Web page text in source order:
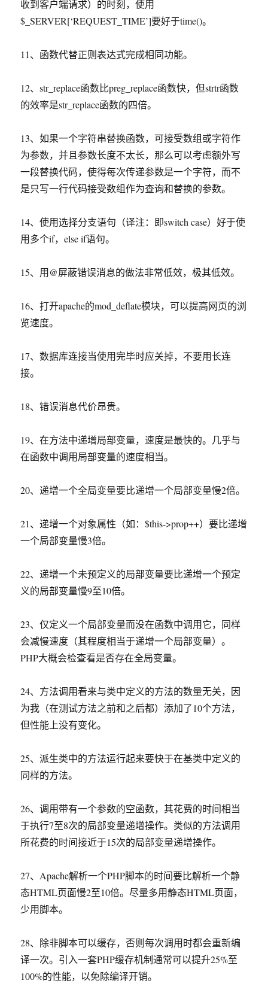
收到客户端请求）的时刻，使用
$_SERVER[‘REQUEST_TIME’]要好于time()。
11、函数代替正则表达式完成相同功能。
12、str_replace函数比preg_replace函数快，但strtr函数
的效率是str_replace函数的四倍。
13、如果一个字符串替换函数，可接受数组或字符作
为参数，并且参数长度不太长，那么可以考虑额外写
一段替换代码，使得每次传递参数是一个字符，而不
是只写一行代码接受数组作为查询和替换的参数。
14、使用选择分支语句（译注：即switch case）好于使
用多个if，else if语句。
15、用@屏蔽错误消息的做法非常低效，极其低效。
16、打开apache的mod_deflate模块，可以提高网页的浏
览速度。
17、数据库连接当使用完毕时应关掉，不要用长连
接。
18、错误消息代价昂贵。
19、在方法中递增局部变量，速度是最快的。几乎与
在函数中调用局部变量的速度相当。
20、递增一个全局变量要比递增一个局部变量慢2倍。
21、递增一个对象属性（如：$this->prop++）要比递增
一个局部变量慢3倍。
22、递增一个未预定义的局部变量要比递增一个预定
义的局部变量慢9至10倍。
23、仅定义一个局部变量而没在函数中调用它，同样
会减慢速度（其程度相当于递增一个局部变量）。
PHP大概会检查看是否存在全局变量。
24、方法调用看来与类中定义的方法的数量无关，因
为我（在测试方法之前和之后都）添加了10个方法，
但性能上没有变化。
25、派生类中的方法运行起来要快于在基类中定义的
同样的方法。
26、调用带有一个参数的空函数，其花费的时间相当
于执行7至8次的局部变量递增操作。类似的方法调用
所花费的时间接近于15次的局部变量递增操作。
27、Apache解析一个PHP脚本的时间要比解析一个静
态HTML页面慢2至10倍。尽量多用静态HTML页面，
少用脚本。
28、除非脚本可以缓存，否则每次调用时都会重新编
译一次。引入一套PHP缓存机制通常可以提升25%至
100%的性能，以免除编译开销。